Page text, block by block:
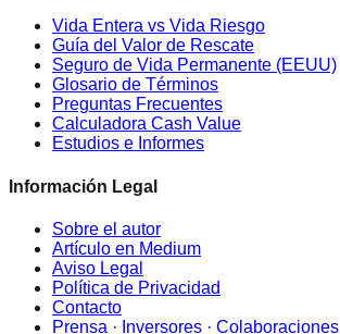
Vida Entera vs Vida Riesgo
Guía del Valor de Rescate
Seguro de Vida Permanente (EEUU)
Glosario de Términos
Preguntas Frecuentes
Calculadora Cash Value
Estudios e Informes
Información Legal
Sobre el autor
Artículo en Medium
Aviso Legal
Política de Privacidad
Contacto
Prensa · Inversores · Colaboraciones